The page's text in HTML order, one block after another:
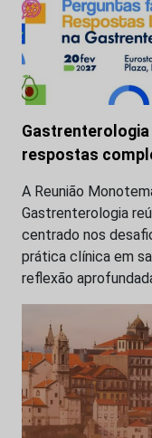
respostas
A Reunião
Gastrenterologia
centrado nos
prática clínica em
reflexão